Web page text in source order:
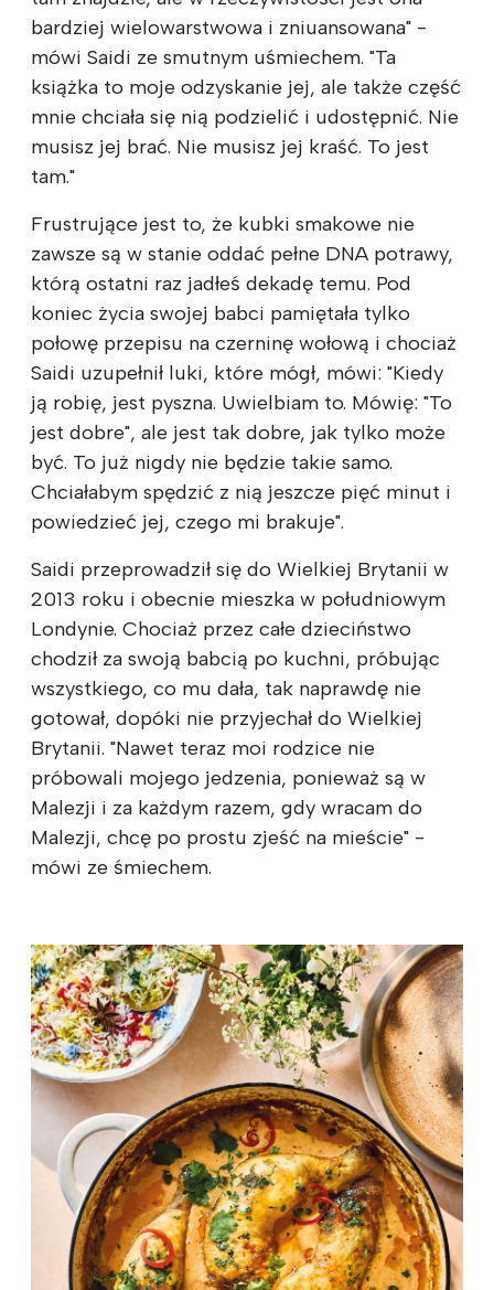
bardziej wielowarstwowa i zniuansowana" -
mówi Saidi ze smutnym uśmiechem. "Ta
książka to moje odzyskanie jej, ale także część
mnie chciała się nią podzielić i udostępnić. Nie
musisz jej brać. Nie musisz jej kraść. To jest
tam."
Frustrujące jest to, że kubki smakowe nie
zawsze są w stanie oddać pełne DNA potrawy,
którą ostatni raz jadłeś dekadę temu. Pod
koniec życia swojej babci pamiętała tylko
połowę przepisu na czerninę wołową i chociaż
Saidi uzupełnił luki, które mógł, mówi: "Kiedy
ją robię, jest pyszna. Uwielbiam to. Mówię: "To
jest dobre", ale jest tak dobre, jak tylko może
być. To już nigdy nie będzie takie samo.
Chciałabym spędzić z nią jeszcze pięć minut i
powiedzieć jej, czego mi brakuje".
Saidi przeprowadził się do Wielkiej Brytanii w
2013 roku i obecnie mieszka w południowym
Londynie. Chociaż przez całe dzieciństwo
chodził za swoją babcią po kuchni, próbując
wszystkiego, co mu dała, tak naprawdę nie
gotował, dopóki nie przyjechał do Wielkiej
Brytanii. "Nawet teraz moi rodzice nie
próbowali mojego jedzenia, ponieważ są w
Malezji i za każdym razem, gdy wracam do
Malezji, chcę po prostu zjeść na mieście" -
mówi ze śmiechem.